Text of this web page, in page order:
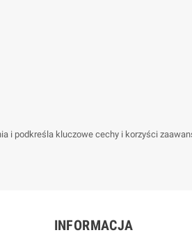
i podkreśla kluczowe cechy i korzyści
INFORMACJA